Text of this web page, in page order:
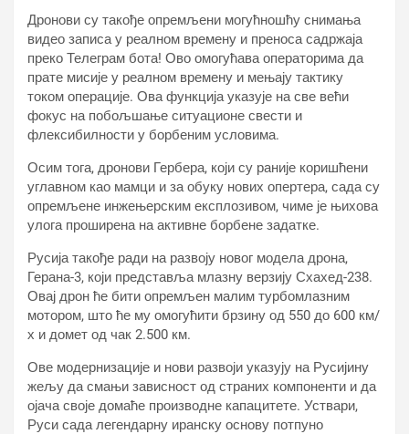
Дронови су такође опремљени могућношћу снимања
видео записа у реалном времену и преноса садржаја
преко Телеграм бота! Ово омогућава операторима да
прате мисије у реалном времену и мењају тактику
током операције. Ова функција указује на све већи
фокус на побољшање ситуационе свести и
флексибилности у борбеним условима.
Осим тога, дронови Гербера, који су раније коришћени
углавном као мамци и за обуку нових опертера, сада су
опремљене инжењерским експлозивом, чиме је њихова
улога проширена на активне борбене задатке.
Русија такође ради на развоју новог модела дрона,
Герана-3, који представља млазну верзију Схахед-238.
Овај дрон ће бити опремљен малим турбомлазним
мотором, што ће му омогућити брзину од 550 до 600 км/
х и домет од чак 2.500 км.
Ове модернизације и нови развоји указују на Русијину
жељу да смањи зависност од страних компоненти и да
ојача своје домаће производне капацитете. Уствари,
Руси сада легендарну иранску основу потпуно